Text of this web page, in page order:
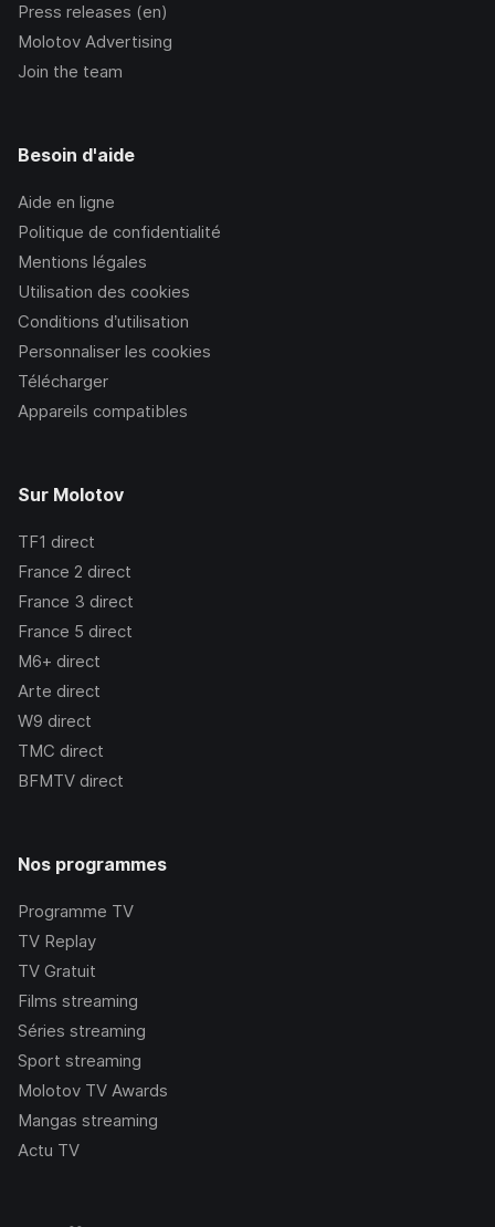
Press releases (en)
Molotov Advertising
Join the team
Besoin d'aide
Aide en ligne
Politique de confidentialité
Mentions légales
Utilisation des cookies
Conditions d’utilisation
Personnaliser les cookies
Télécharger
Appareils compatibles
Sur Molotov
TF1 direct
France 2 direct
France 3 direct
France 5 direct
M6+ direct
Arte direct
W9 direct
TMC direct
BFMTV direct
Nos programmes
Programme TV
TV Replay
TV Gratuit
Films streaming
Séries streaming
Sport streaming
Molotov TV Awards
Mangas streaming
Actu TV